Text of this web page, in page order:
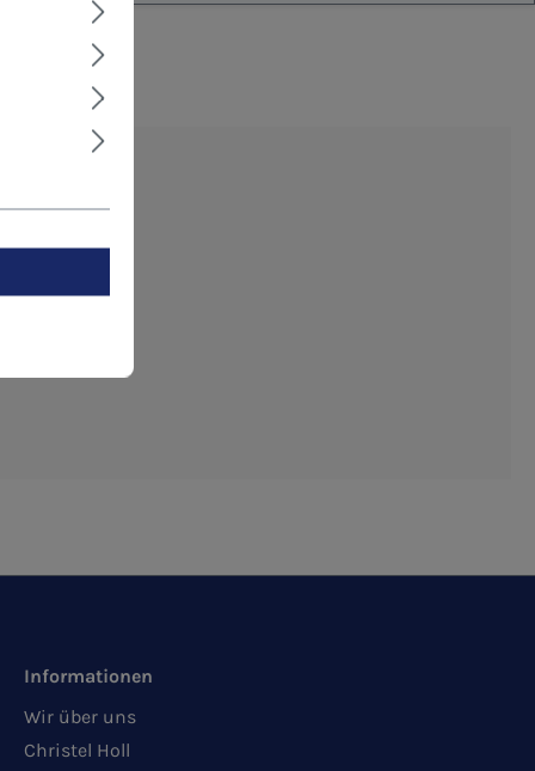
Informationen
Wir über uns
Christel Holl